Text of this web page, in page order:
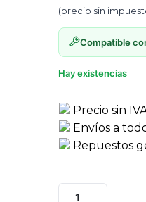
(precio sin
Compatible
Hay existencias
Precio sin
Envíos a
Repuestos